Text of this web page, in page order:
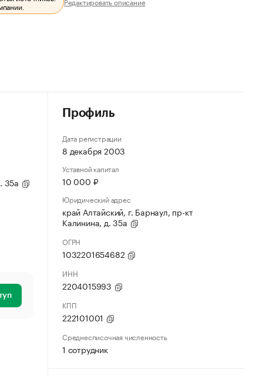
35а
Профиль
Дата регистрации
8 декабря 2003
Уставной капитал
10 000 ₽
Юридический адрес
край Алтайский, г. Барнаул, пр-кт
Калинина, д. 35а
ОГРН
1032201654682
ИНН
2204015993
КПП
222101001
Среднесписочная численность
1 сотрудник